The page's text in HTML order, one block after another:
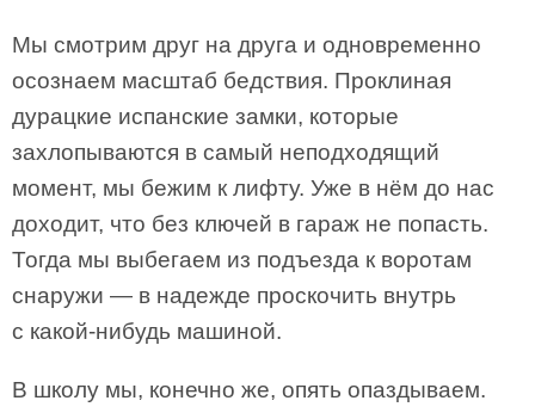
Мы смотрим друг на друга и одновременно
осознаем масштаб бедствия. Проклиная
дурацкие испанские замки, которые
захлопываются в самый неподходящий
момент, мы бежим к лифту. Уже в нём до нас
доходит, что без ключей в гараж не попасть.
Тогда мы выбегаем из подъезда к воротам
снаружи — в надежде проскочить внутрь
с какой-нибудь машиной.
В школу мы, конечно же, опять опаздываем.